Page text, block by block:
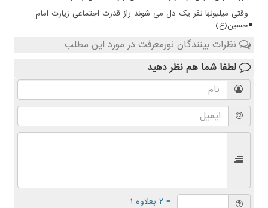
وقتی میلیونها نفر یک دل می شوند راز قدرت اجتماعی زیارت امام
حسین(ع)
نظرات بینندگان نورمعرفت در مورد این مطلب
لطفا شما هم نظر دهید
= ۲ بعلاوه ۱